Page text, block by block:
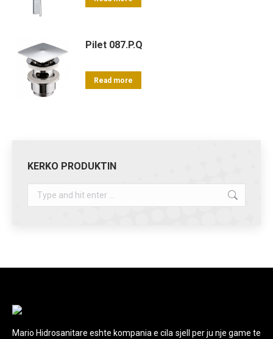
Pilet 087.P.Q
Read more
KERKO PRODUKTIN
Search:
Mario Hidrosanitare eshte kompania e cila sjell per ju nje game te